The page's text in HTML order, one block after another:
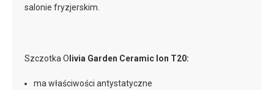
salonie fryzjerskim.
Szczotka O livia Garden Ceramic Ion T20:
ma właściwości antystatyczne